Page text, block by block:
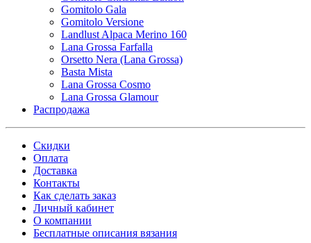
Gomitolo Gala
Gomitolo Versione
Landlust Alpaca Merino 160
Lana Grossa Farfalla
Orsetto Nera (Lana Grossa)
Basta Mista
Lana Grossa Cosmo
Lana Grossa Glamour
Распродажа
Скидки
Оплата
Доставка
Контакты
Как сделать заказ
Личный кабинет
О компании
Бесплатные описания вязания